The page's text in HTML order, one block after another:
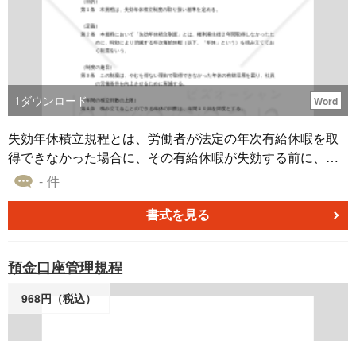
1 ダウンロード Word
失効年休積立規程とは、労働者が法定の年次有給休暇を取
得できなかった場合に、その有給休暇が失効する前に、一
定期間内に特別に取得することができる制度のことです。
３条（制度の趣旨） 第４条（年間の積立日数の上限） 第５
（使用目的） 第８条（申請） 第９条（時季変更） 第１０
条（通常の年休との関係） 第１１条（賞与算定上の取り扱
い）
- 件
書式を見る
預金口座管理規程
968円（税込）